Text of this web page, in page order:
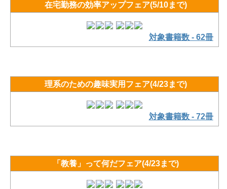
在宅勤務の効率アップフェア(5/10まで)
対象書籍数 - 62冊
理系のための趣味実用フェア(4/23まで)
対象書籍数 - 72冊
「教養」って何だフェア(4/23まで)